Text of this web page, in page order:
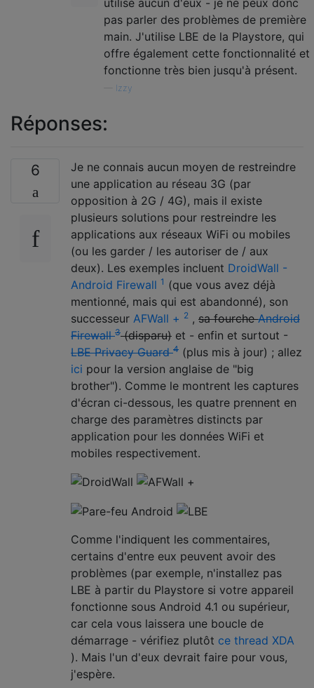
pas parler des problèmes de première
main. J'utilise LBE de la Playstore, qui
offre également cette fonctionnalité et
fonctionne très bien jusqu'à présent.
Izzy
Réponses:
6
Je ne connais aucun moyen de restreindre
une application au réseau 3G (par
opposition à 2G / 4G), mais il existe
plusieurs solutions pour restreindre les
applications aux réseaux WiFi ou mobiles
(ou les garder / les autoriser de / aux
deux). Les exemples incluent DroidWall -
Android Firewall 1 (que vous avez déjà
mentionné, mais qui est abandonné), son
successeur AFWall + 2 , sa fourcheAndroid
Firewall3(disparu) et - enfin et surtout -
LBE Privacy Guard4 (plus mis à jour) ; allez
ici pour la version anglaise de "big
brother"). Comme le montrent les captures
d'écran ci-dessous, les quatre prennent en
charge des paramètres distincts par
application pour les données WiFi et
mobiles respectivement.
Comme l'indiquent les commentaires,
certains d'entre eux peuvent avoir des
problèmes (par exemple, n'installez pas
LBE à partir du Playstore si votre appareil
fonctionne sous Android 4.1 ou supérieur,
car cela vous laissera une boucle de
démarrage - vérifiez plutôt ce thread XDA
). Mais l'un d'eux devrait faire pour vous,
j'espère.